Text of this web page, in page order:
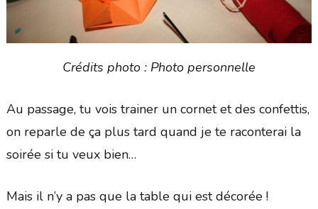
Crédits photo : Photo personnelle
Au passage, tu vois trainer un cornet et des confettis,
on reparle de ça plus tard quand je te raconterai la
soirée si tu veux bien…
Mais il n’y a pas que la table qui est décorée !